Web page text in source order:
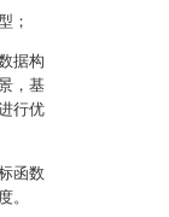
；
据构
，基
行优
函数
。